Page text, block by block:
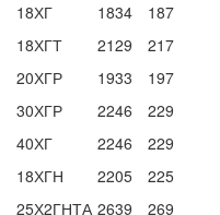
18ХГ
1834 187
18ХГТ
2129 217
20ХГР
1933 197
30ХГР
2246 229
40ХГ
2246 229
18ХГН
2205 225
25Х2ГНТА 2639 269